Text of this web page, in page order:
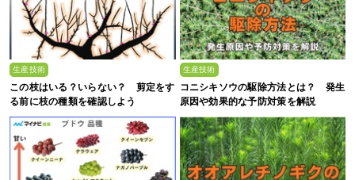
生産技術
この枝はいる？いらない？ 剪定をす
る前に枝の種類を確認しよう
生産技術
コニシキソウの駆除方法とは？ 発生
原因や効果的な予防対策を解説